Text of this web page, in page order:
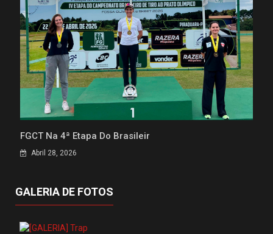
FGCT Na 4ª Etapa Do Brasileir
Abril 28, 2026
GALERIA DE FOTOS